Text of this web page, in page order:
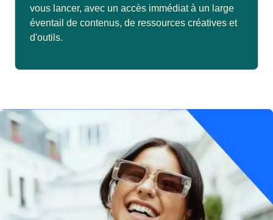
vous lancer, avec un accès immédiat à un large
éventail de contenus, de ressources créatives et
d'outils.